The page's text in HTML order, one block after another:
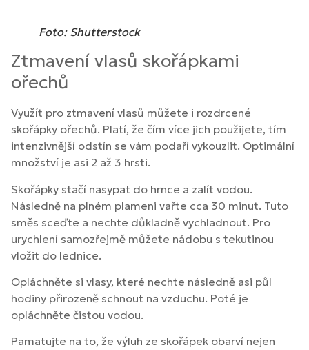
Foto: Shutterstock
Ztmavení vlasů skořápkami
ořechů
Využít pro ztmavení vlasů můžete i rozdrcené
skořápky ořechů. Platí, že čím více jich použijete, tím
intenzivnější odstín se vám podaří vykouzlit. Optimální
množství je asi 2 až 3 hrsti.
Skořápky stačí nasypat do hrnce a zalít vodou.
Následně na plném plameni vařte cca 30 minut. Tuto
směs sceďte a nechte důkladně vychladnout. Pro
urychlení samozřejmě můžete nádobu s tekutinou
vložit do lednice.
Opláchněte si vlasy, které nechte následně asi půl
hodiny přirozeně schnout na vzduchu. Poté je
opláchněte čistou vodou.
Pamatujte na to, že výluh ze skořápek obarví nejen